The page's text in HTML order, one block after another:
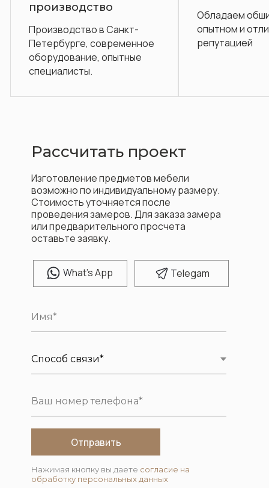
в Санкт-
современное
опытные
Обладаем обширным
опытном и отличной
репутацией
What's App Telegam
Рассчитать проект
Изготовление предметов мебели
возможно по индивидуальному размеру.
Стоимость уточняется после
проведения замеров. Для заказа замера
или предварительного просчета
оставьте заявку.
Отправить
Нажимая кнопку вы даете согласие на
обработку персональных данных